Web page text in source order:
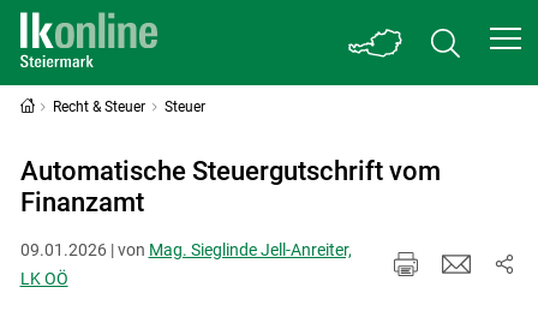
Recht & Steuer Steuer
Automatische Steuergutschrift vom
Finanzamt
09.01.2026 | von Mag. Sieglinde Jell-Anreiter,
LK OÖ